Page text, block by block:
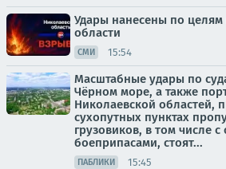
Удары нанесены по целям
области
СМИ 15:54
Масштабные удары по
Чёрном море, а также
Николаевской областей,
сухопутных пунктах
грузовиков, в том числе
боеприпасами, стоят...
ПАБЛИКИ 15:45